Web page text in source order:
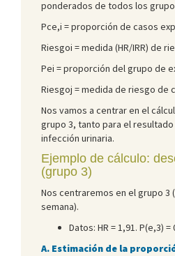
ponderados de todos los
Pce,i = proporción de casos
Riesgoi = medida (HR/IRR) de
Pei = proporción del grupo de
Riesgoj = medida de riesgo de
Nos vamos a centrar en el
grupo 3, tanto para el
infección urinaria.
Ejemplo de cálculo:
(grupo 3)
Nos centraremos en el grupo 3
semana).
Datos: HR = 1,91. P(e,3) =
A. Estimación de la